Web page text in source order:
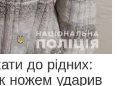
до рідних:
ножем ударив